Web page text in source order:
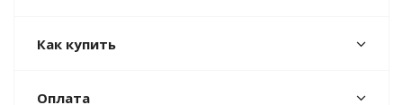
Как купить
Оплата